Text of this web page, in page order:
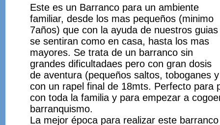
Este es un Barranco para un ambiente
familiar, desde los mas pequeños (minimo
7años) que con la ayuda de nuestros guias
se sentiran como en casa, hasta los mas
mayores. Se trata de un barranco sin
grandes dificultadaes pero con gran dosis
de aventura (pequeños saltos, toboganes y
con un rapel final de 18mts. Perfecto para
con toda la familia y para empezar a
barranquismo.
La mejor época para realizar este